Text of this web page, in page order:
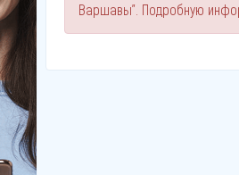
Варшавы". Подробную